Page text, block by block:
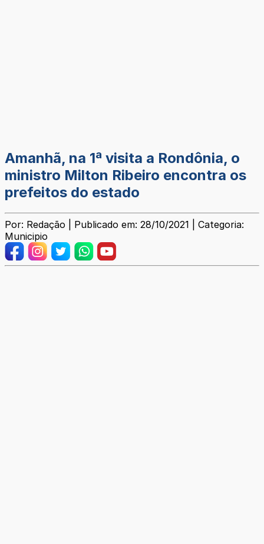
Amanhã, na 1ª visita a Rondônia, o
ministro Milton Ribeiro encontra os
prefeitos do estado
Por: Redação | Publicado em: 28/10/2021 | Categoria:
Municipio